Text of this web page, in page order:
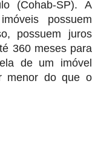
(Cohab-SP). A
possuem
possuem juros
360 meses para
de um imóvel
menor do que o